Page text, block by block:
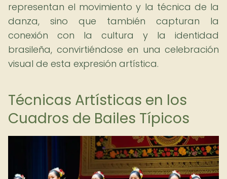
representan el movimiento y la técnica de la
danza, sino que también capturan la
conexión con la cultura y la identidad
brasileña, convirtiéndose en una celebración
visual de esta expresión artística.
Técnicas Artísticas en los
Cuadros de Bailes Típicos